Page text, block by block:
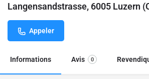
Langensandstrasse, 6005 Luzern
Appeler
Informations Avis 0